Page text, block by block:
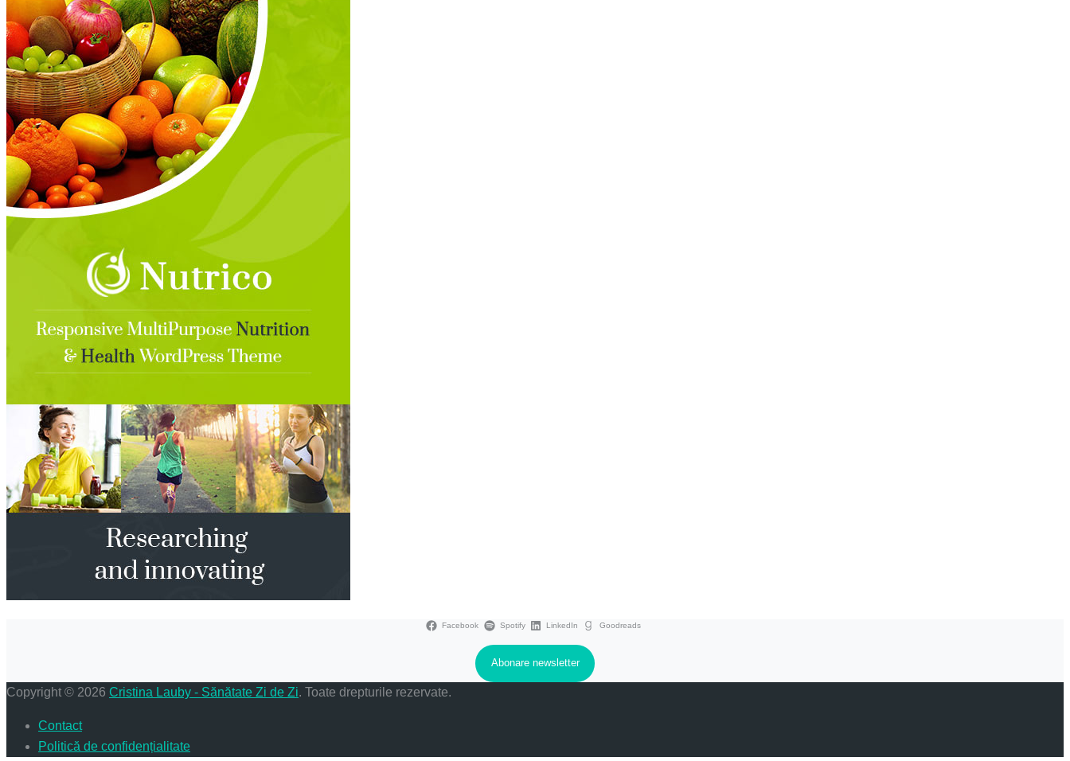
Facebook Spotify LinkedIn Goodreads
Abonare newsletter
Copyright © 2026 Cristina Lauby - Sănătate Zi de Zi. Toate drepturile rezervate.
Contact
Politică de confidențialitate